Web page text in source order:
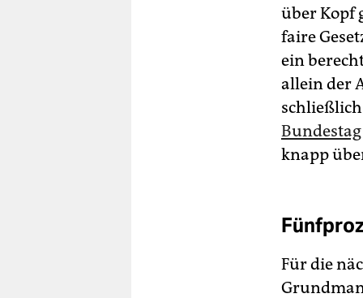
über Kopf
faire
ein
allein der
Bundestag
knapp
Für die